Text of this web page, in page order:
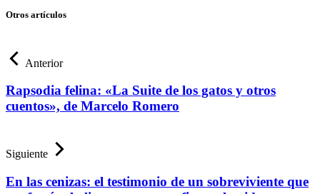
Otros artículos
Anterior
Rapsodia felina: «La Suite de los gatos y otros
cuentos», de Marcelo Romero
Siguiente
En las cenizas: el testimonio de un sobreviviente que